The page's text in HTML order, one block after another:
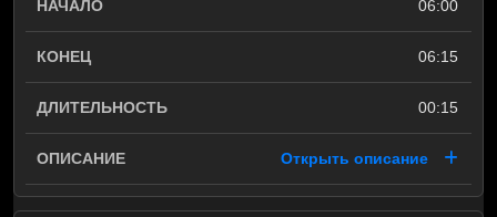
06:00
06:15
00:15
Открыть описание